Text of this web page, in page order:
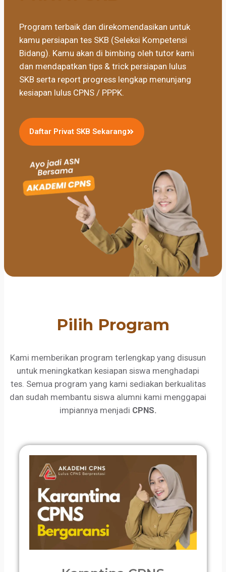
Program terbaik dan direkomendasikan untuk
kamu persiapan tes SKB (Seleksi Kompetensi
Bidang). Kamu akan di bimbing oleh tutor kami
dan mendapatkan tips & trick persiapan lulus
SKB serta report progress lengkap menunjang
kesiapan lulus CPNS / PPPK.
Daftar Privat SKB Sekarang
Pilih Program
Kami memberikan program terlengkap yang disusun
untuk meningkatkan kesiapan siswa menghadapi
tes. Semua program yang kami sediakan berkualitas
dan sudah membantu siswa alumni kami menggapai
impiannya menjadi CPNS.